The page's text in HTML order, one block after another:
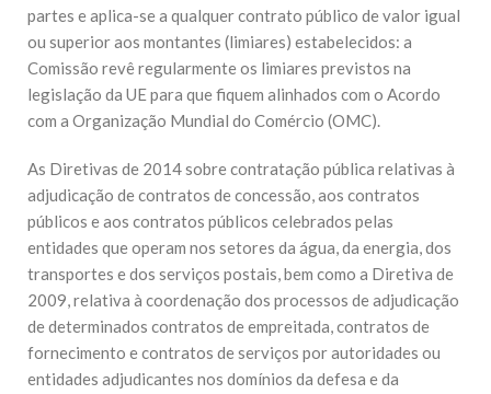
partes e aplica-se a qualquer contrato público de valor igual
ou superior aos montantes (limiares) estabelecidos: a
Comissão revê regularmente os limiares previstos na
legislação da UE para que fiquem alinhados com o Acordo
com a Organização Mundial do Comércio (OMC).
As Diretivas de 2014 sobre contratação pública relativas à
adjudicação de contratos de concessão, aos contratos
públicos e aos contratos públicos celebrados pelas
entidades que operam nos setores da água, da energia, dos
transportes e dos serviços postais, bem como a Diretiva de
2009, relativa à coordenação dos processos de adjudicação
de determinados contratos de empreitada, contratos de
fornecimento e contratos de serviços por autoridades ou
entidades adjudicantes nos domínios da defesa e da